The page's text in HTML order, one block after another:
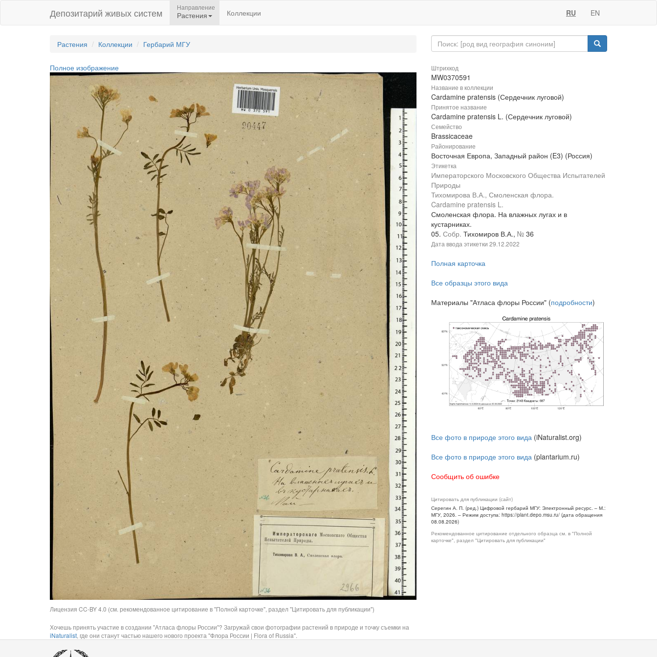
Депозитарий живых систем Направление
Растения Коллекции RU EN
Растения Коллекции Гербарий МГУ
Полное изображение
Лицензия CC-BY 4.0 (см. рекомендованное цитирование в "Полной карточке", раздел "Цитировать для публикации")
Хочешь принять участие в создании "Атласа флоры России"? Загружай свои фотографии растений в природе и точку съемки на
iNaturalist, где они станут частью нашего нового проекта "Флора России | Flora of Russia".
Штрихкод
MW0370591
Название в коллекции
Cardamine pratensis (Сердечник луговой)
Принятое название
Cardamine pratensis L. (Сердечник луговой)
Семейство
Brassicaceae
Районирование
Восточная Европа, Западный район (E3) (Россия)
Этикетка
Императорского Московского Общества Испытателей
Природы
Тихомирова В.А., Смоленская флора.
Cardamine pratensis L.
Смоленская флора. На влажных лугах и в
кустарниках.
05. Собр. Тихомиров В.А., № 36
Дата ввода этикетки 29.12.2022
Полная карточка
Все образцы этого вида
Материалы "Атласа флоры России" (подробности)
Все фото в природе этого вида (iNaturalist.org)
Все фото в природе этого вида (plantarium.ru)
Сообщить об ошибке
Цитировать для публикации (сайт)
Серегин А. П. (ред.) Цифровой гербарий МГУ: Электронный ресурс. – М.:
МГУ, 2026. – Режим доступа: https://plant.depo.msu.ru/ (дата обращения
08.08.2026)
Рекомендованное цитирование отдельного образца см. в "Полной
карточке", раздел "Цитировать для публикации"